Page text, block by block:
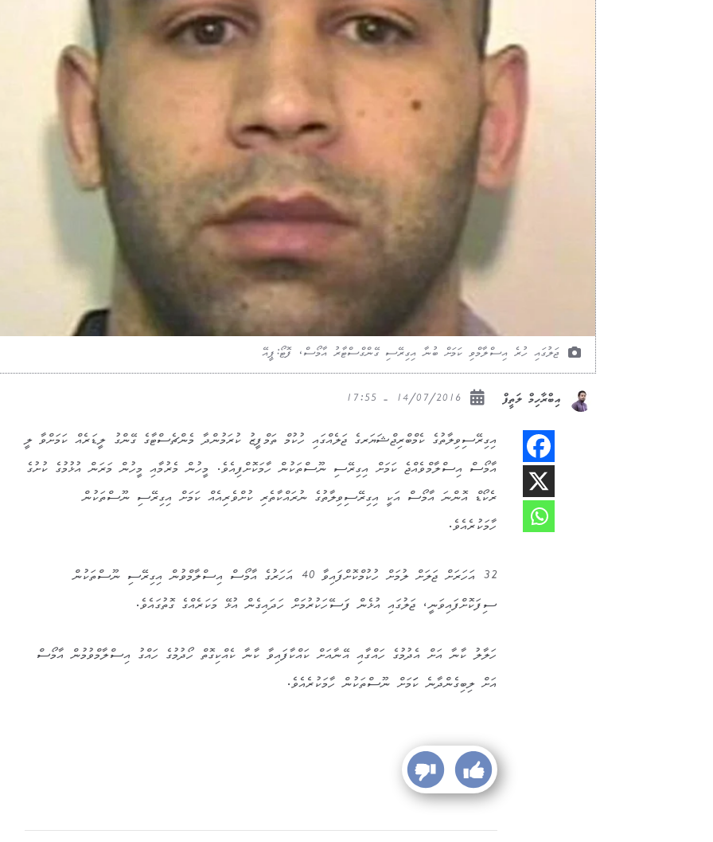
ޖަލުގައި ހުރެ އިސްލާމްވި ކަމަށް ބުނާ އިގިރޭސި ގޭންގްސްޓާރު އާމޯސް، ފޮޓޯ:ޕީއޭ
އިބްރާހިމް ލަތީފް
އިގިރޭސިވިލާތުގެ ކެމްބްރިޖްޝަޔަރގެ ޖަލެއްގައި ހުކުމް ތަމްފީޒު ކުރަމުންދާ މެންޗެސްޓާގެ ގޭންގު ލީޑަރެއް ކަމަށްވާ ލީ
އާމޯސް އިސްލާމްވެއްޖެ ކަމަށް އިގިރޭސި ނޫސްތަކުން ހާމަކޮށްފިއެވެ. މީހުން މެރުމާއި މީހުން މަރަން އުޅުމުގެ ކުށުގެ
ރެކޯޑް އޮންނަ އާމޯސް އަކީ އިގިރޭސިވިލާތުގެ ނުރައްކާތެރި ކުށްވެރިއެއް ކަމަށް އިގިރޭސި ނޫސްތަކުން
ހާމަކުރެއެވެ.
32 އަހަރަށް ޖަލަށް ލުމަށް ހުކުމްކޮށްފައިވާ 40 އަހަރުގެ އާމޯސް އިސްލާމްވުން އިގިރޭސި ނޫސްތަކުން
ސިފަކޮށްފައިވަނީ، ޖަލުގައި އުޅެން ފަސޭހަކުރުމަށް ހަދައިގެން އުޅޭ މަކަރެއްގެ ގޮތުގައެވެ.
ހަލާލު ކާނާ އަށް އެދުމުގެ ހައްގާއި އޭނާއަށް ކައްކާފައިވާ ކާނާ ކެއްކިގޮތް ހޯދުމުގެ ހައްގު އިސްލާމްވުމުން އާމޯސް
އަށް ލިބިގެންދާނެ ކަަމަށް ނޫސްތަކުން ހާމަކުރެއެވެ.